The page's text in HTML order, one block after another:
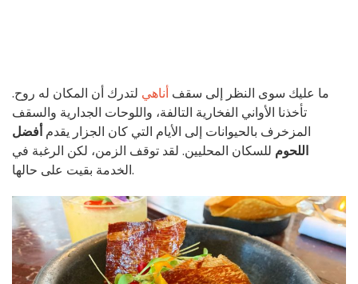
ما عليك سوى النظر إلى سقف أناهي لتدرك أن المكان له روح.
تأخذنا الأواني الفخارية التالفة، واللوحات الجدارية والسقف
المزخرف بالحيوانات إلى الأيام التي كان الجزار يقدمأفضل
اللحوم للسكان المحليين. لقد توقف الزمن، لكن الرغبة في
الخدمة بقيت على حالها.